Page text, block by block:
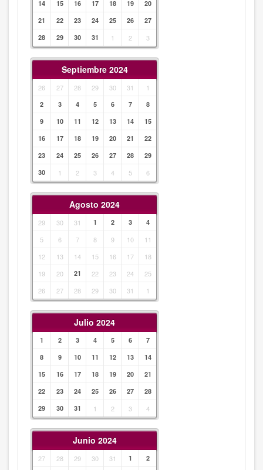
14
15 16 17 18 19
20
21
22 23 24 25 26
27
28
29 30 31 1 2 3
Septiembre 2024
26 27 28 29 30 31 1
2 3 4 5 6 7
8
9
10 11 12 13 14
15
16
17 18 19 20 21
22
23
24 25 26 27 28
29
30
1 2 3 4 5 6
Agosto 2024
29 30 31 1 2 3 4
5 6 7 8 9 10
11
12
13 14 15 16 17
18
19
20 21 22 23 24
25
26
27 28 29 30 31 1
Julio 2024
1 2 3 4 5 6
7
8
9 10 11 12 13
14
15
16 17 18 19 20
21
22
23 24 25 26 27
28
29
30 31 1 2 3 4
Junio 2024
27 28 29 30 31 1
2